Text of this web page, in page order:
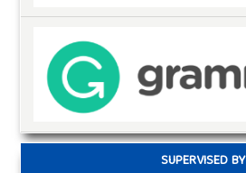
SUPERVISED BY